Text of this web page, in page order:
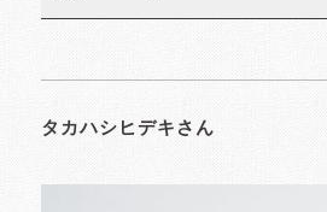
タカハシヒデキさん